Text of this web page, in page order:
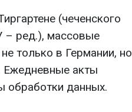
(чеченского
– ред.), массовые
только в Германии, но
Ежедневные акты
обработки данных.